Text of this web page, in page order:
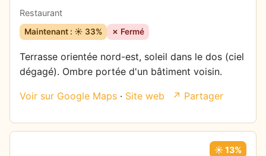
Restaurant
Maintenant : ☀️ 33% ✗ Fermé
Terrasse orientée nord-est, soleil dans le dos (ciel
dégagé). Ombre portée d'un bâtiment voisin.
Voir sur Google Maps · Site web ↗ Partager
☀️ 13%